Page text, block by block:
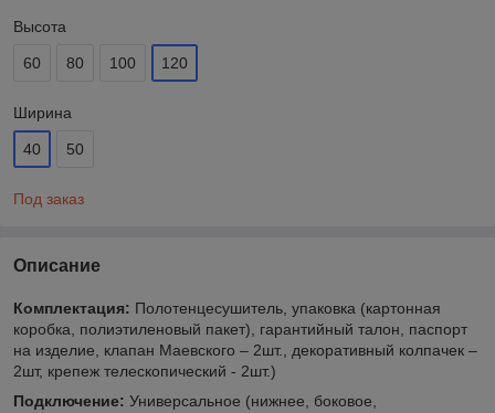
Высота
60 80 100 120
Ширина
40 50
Под заказ
Описание
Комплектация: Полотенцесушитель, упаковка (картонная
коробка, полиэтиленовый пакет), гарантийный талон, паспорт
на изделие, клапан Маевского – 2шт., декоративный колпачек –
2шт, крепеж телескопический - 2шт.)
Подключение: Универсальное (нижнее, боковое,